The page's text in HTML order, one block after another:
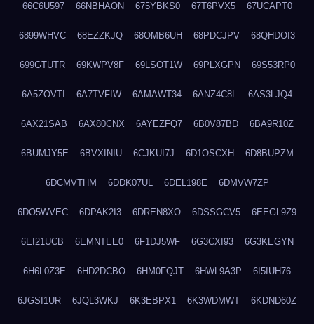
66C6U597 66NBHAON 675YBKS0 67T6PVX5 67UCAPT0
6899WHVC 68EZZKJQ 68OMB6UH 68PDCJPV 68QHDOI3
699GTUTR 69KWPV8F 69LSOT1W 69PLXGPN 69S53RP0
6A5ZOVTI 6A7TVFIW 6AMAWT34 6ANZ4C8L 6AS3LJQ4
6AX21SAB 6AX80CNX 6AYEZFQ7 6B0V87BD 6BA9R10Z
6BUMJY5E 6BVXINIU 6CJKUI7J 6D1OSCXH 6D8BUPZM
6DCMVTHM 6DDK07UL 6DEL198E 6DMVW7ZP
6DO5WVEC 6DPAK2I3 6DREN8XO 6DSSGCV5 6EEGL9Z9
6EI21UCB 6EMNTEE0 6F1DJ5WF 6G3CXI93 6G3KEGYN
6H6L0Z3E 6HD2DCBO 6HM0FQJT 6HWL9A3P 6I5IUH76
6JGSI1UR 6JQL3WKJ 6K3EBPX1 6K3WDMWT 6KDND60Z